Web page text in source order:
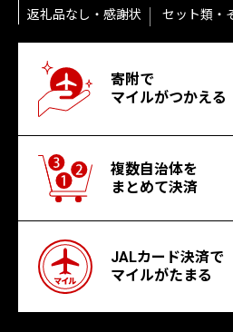
返礼品なし・感謝状
セット類・
寄附で
マイルがつかえる
複数自治体を
まとめて決済
JALカード決済で
マイルがたまる